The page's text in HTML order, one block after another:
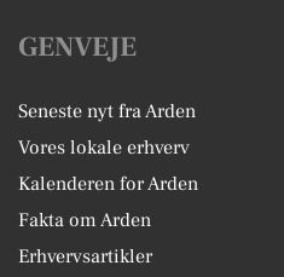
GENVEJE
Seneste nyt fra Arden
Vores lokale erhverv
Kalenderen for Arden
Fakta om Arden
Erhvervsartikler